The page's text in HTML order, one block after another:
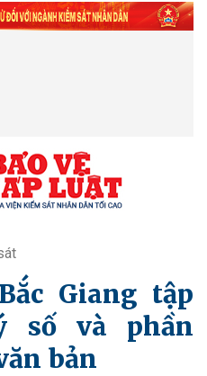
Giang tập
số và phần
bản